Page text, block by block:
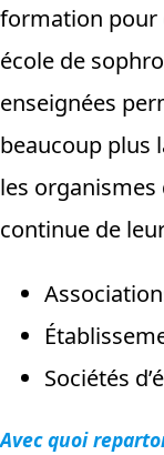
formation pour
école de
enseignées
beaucoup plus
les
continue de
Sociétés
Avec quoi